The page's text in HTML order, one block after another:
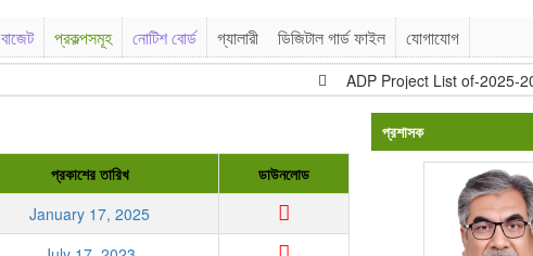
বাজেট প্রকল্পসমূহ নোটিশ বোর্ড গ্যালারী ডিজিটাল গার্ড ফাইল যোগাযোগ
ADP Project List of-2025-2026
প্রকাশের তারিখ
ডাউনলোড
January 17, 2025
প্রশাসক